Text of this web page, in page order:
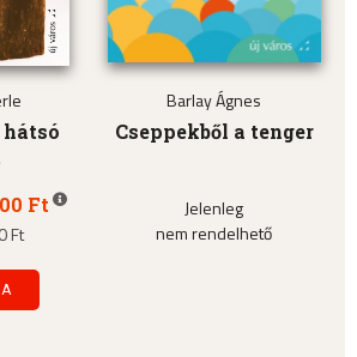
Ft
Ft
Barlay Ágnes
Cseppekből a tenger
Jelenleg
nem rendelhető